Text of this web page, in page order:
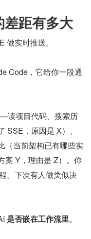
距有多大
做实时推送。
Code，它给你一段通
读项目代码、搜索历
SSE，原因是 X）、
（当前架构已有哪些实
案 Y，理由是 Z）。你
。下次有人做类似决
是否嵌在工作流里。